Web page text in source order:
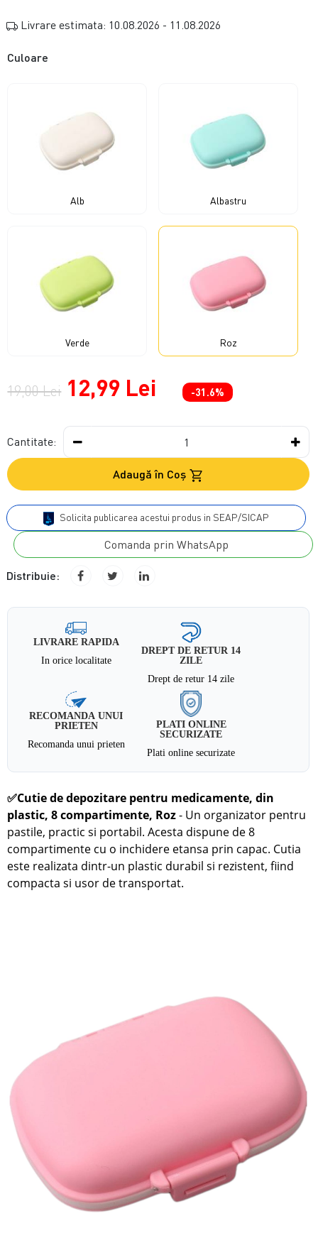
Livrare estimata: 10.08.2026 - 11.08.2026
Culoare
Alb Albastru
Verde Roz
19,00 Lei 12,99 Lei -31.6%
Cantitate:
Adaugă în Coş
Solicita publicarea acestui produs in SEAP/SICAP
Comanda prin WhatsApp
Distribuie:
LIVRARE RAPIDA
In orice localitate
DREPT DE RETUR 14
ZILE
Drept de retur 14 zile
RECOMANDA UNUI
PRIETEN
Recomanda unui prieten
PLATI ONLINE
SECURIZATE
Plati online securizate
✅Cutie de depozitare pentru medicamente, din
plastic, 8 compartimente, Roz- Un organizator pentru
pastile, practic si portabil. Acesta dispune de 8
compartimente cu o inchidere etansa prin capac. Cutia
este realizata dintr-un plastic durabil si rezistent, fiind
compacta si usor de transportat.